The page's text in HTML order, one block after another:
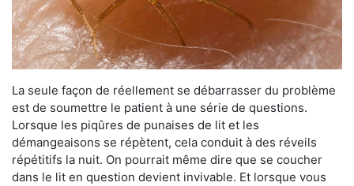
La seule façon de réellement se débarrasser du problème
est de soumettre le patient à une série de questions.
Lorsque les piqûres de punaises de lit et les
démangeaisons se répètent, cela conduit à des réveils
répétitifs la nuit. On pourrait même dire que se coucher
dans le lit en question devient invivable. Et lorsque vous